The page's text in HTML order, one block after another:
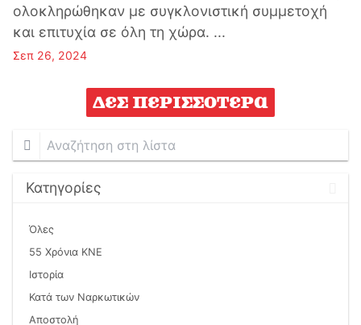
ολοκληρώθηκαν με συγκλονιστική συμμετοχή
και επιτυχία σε όλη τη χώρα. ...
Σεπ 26, 2024
Δες περισσότερα
Αναζήτηση
στη
λίστα
Κατηγορίες
Όλες
55 Χρόνια ΚΝΕ
Ιστορία
Κατά των Ναρκωτικών
Αποστολή